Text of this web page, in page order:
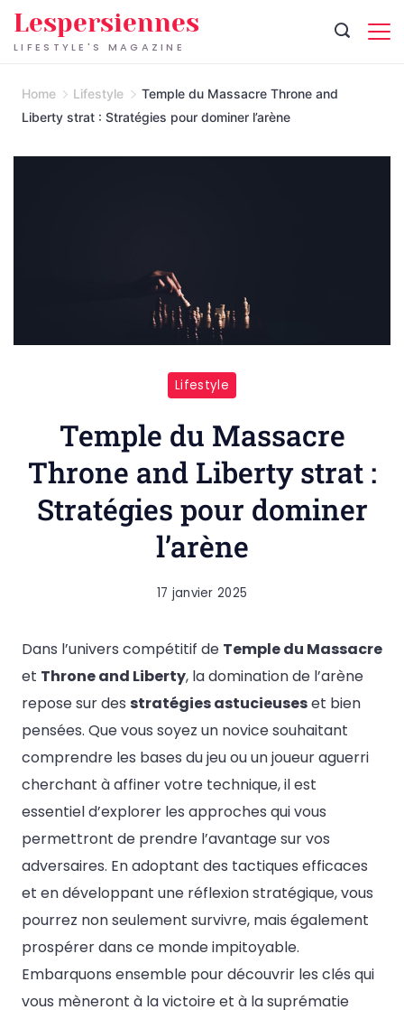
Skip
toLIFESTYLE'S MAGAZINE
Lespersiennes
Home Lifestyle
Temple du Massacre Throne and
Liberty strat : Stratégies pour dominer l’arène
Lifestyle
Temple du Massacre
Throne and Liberty strat :
Stratégies pour dominer
l’arène
17 janvier 2025
Dans l’univers compétitif de Temple du Massacre
et Throne and Liberty, la domination de l’arène
repose sur des stratégies astucieuseset bien
pensées. Que vous soyez un novice souhaitant
comprendre les bases du jeu ou un joueur aguerri
cherchant à affiner votre technique, il est
essentiel d’explorer les approches qui vous
permettront de prendre l’avantage sur vos
adversaires. En adoptant des tactiques efficaces
et en développant une réflexion stratégique, vous
pourrez non seulement survivre, mais également
prospérer dans ce monde impitoyable.
Embarquons ensemble pour découvrir les clés qui
vous mèneront à la victoire et à la suprématie